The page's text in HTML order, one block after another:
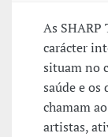
As
carácter
situam no
saúde e os
chamam
artistas,